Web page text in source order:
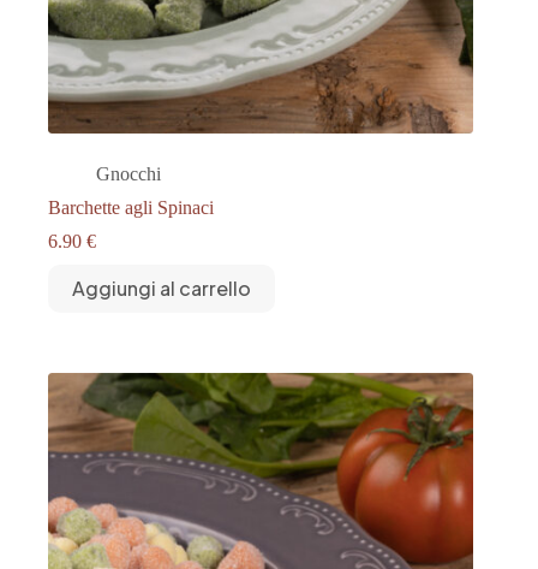
Gnocchi
Barchette agli Spinaci
6.90 €
Aggiungi al carrello